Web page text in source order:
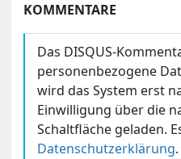
KOMMENTARE
Das DISQUS-
personenbezogene
wird das System erst
Einwilligung über die
Schaltfläche geladen.
Datenschutzerklärung.